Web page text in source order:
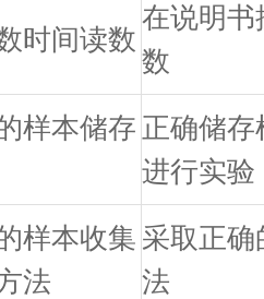
时间读数
在说明书
数
样本储存 正确储
进行实验
样本收集
法
采取正
法